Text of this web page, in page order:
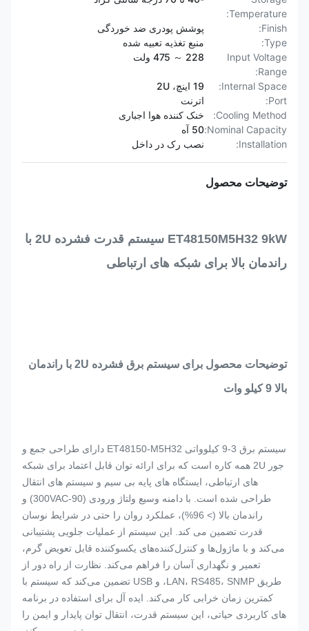
Temperature:
Finish:
پوشش پودری ضد خوردگی
Type:
منبع تغذیه تعبیه شده
Input Voltage
Range:
228 ～ 475 ولت
Internal Space:
19 اینچ، 2U
Port:
اترنت
Cooling Method:
خنک کننده هوا اجباری
Nominal Capacity: 50 آه
Installation:
نصب رک در داخل
توضیحات محصول
ET48150M5H32 9kW سیستم قدرت فشرده 2U با
راندمان بالا برای شبکه های ارتباطی
توضیحات محصول برای سیستم برق فشرده 2U با راندمان
بالا 9 کیلو وات
سیستم برق 3-9 کیلوواتی ET48150-M5H32 دارای طراحی جمع و
جور 2U همه کاره است که برای ارائه توان قابل اعتماد برای شبکه
های ارتباطی، ایستگاه های پایه بی سیم و سیستم های انتقال
طراحی شده است. با دامنه وسیع ولتاژ ورودی (90-300VAC) و
راندمان بالا (> 96%)، عملکرد روان را حتی در شرایط نوسان
قدرت تضمین می کند. این سیستم از عملیات جلویی پشتیبانی
می‌کند و با ماژول‌ها و کنترل‌کننده‌های یکسوکننده قابل تعویض گرم،
تعمیر و نگهداری آسان را فراهم می‌کند. نظارت از راه دور از
طریق LAN، RS485، SNMP، و USB تضمین می‌کند که سیستم با
کمترین زمان خرابی کار می‌کند. ایده آل برای استفاده در برنامه
های کاربردی حیاتی، این سیستم قدرت، انتقال توان پایدار و ایمن را